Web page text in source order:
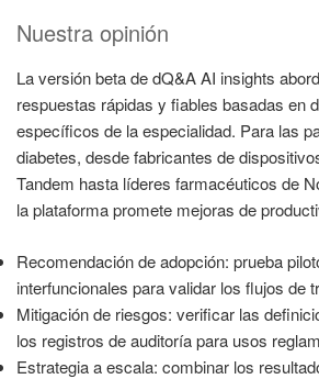
Nuestra opinión
La versión beta de dQ&A AI insights
respuestas rápidas y fiables basadas en
específicos de la especialidad. Para las
diabetes, desde fabricantes de
Tandem hasta líderes farmacéuticos de
la plataforma promete mejoras de
Recomendación de adopción: prueba
interfuncionales para validar los flujos de
Mitigación de riesgos: verificar las
los registros de auditoría para usos
Estrategia a escala: combinar los